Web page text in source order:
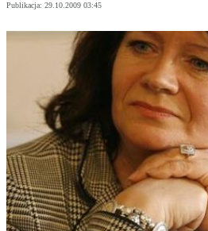
Publikacja: 29.10.2009 03:45